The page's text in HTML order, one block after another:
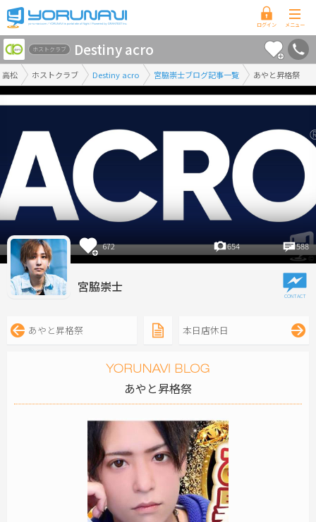
香
川
県
版
高松 ホストクラブ Destiny acro 宮脇崇士ブログ記事一覧 あやと昇格祭
ホストクラブ Destiny acro
672 654 588
宮脇崇士
あやと昇格祭 本日店休日
あやと昇格祭